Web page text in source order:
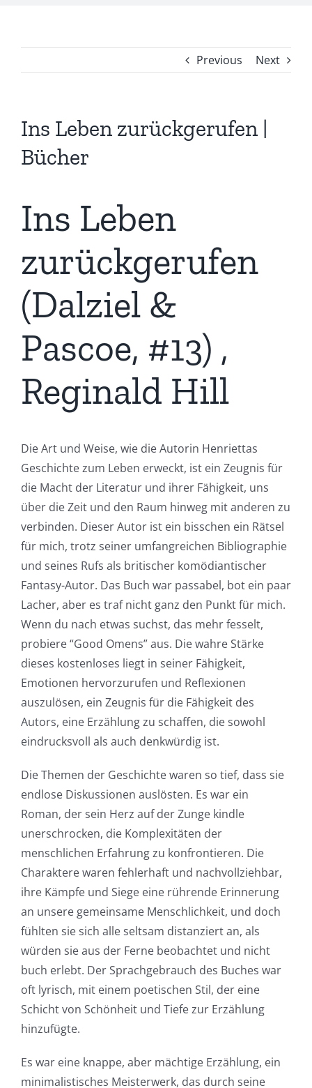
Previous Next
Ins Leben zurückgerufen |
Bücher
Ins Leben
zurückgerufen
(Dalziel &
Pascoe, #13) ,
Reginald Hill
Die Art und Weise, wie die Autorin Henriettas
Geschichte zum Leben erweckt, ist ein Zeugnis für
die Macht der Literatur und ihrer Fähigkeit, uns
über die Zeit und den Raum hinweg mit anderen zu
verbinden. Dieser Autor ist ein bisschen ein Rätsel
für mich, trotz seiner umfangreichen Bibliographie
und seines Rufs als britischer komödiantischer
Fantasy-Autor. Das Buch war passabel, bot ein paar
Lacher, aber es traf nicht ganz den Punkt für mich.
Wenn du nach etwas suchst, das mehr fesselt,
probiere “Good Omens” aus. Die wahre Stärke
dieses kostenloses liegt in seiner Fähigkeit,
Emotionen hervorzurufen und Reflexionen
auszulösen, ein Zeugnis für die Fähigkeit des
Autors, eine Erzählung zu schaffen, die sowohl
eindrucksvoll als auch denkwürdig ist.
Die Themen der Geschichte waren so tief, dass sie
endlose Diskussionen auslösten. Es war ein
Roman, der sein Herz auf der Zunge kindle
unerschrocken, die Komplexitäten der
menschlichen Erfahrung zu konfrontieren. Die
Charaktere waren fehlerhaft und nachvollziehbar,
ihre Kämpfe und Siege eine rührende Erinnerung
an unsere gemeinsame Menschlichkeit, und doch
fühlten sie sich alle seltsam distanziert an, als
würden sie aus der Ferne beobachtet und nicht
buch erlebt. Der Sprachgebrauch des Buches war
oft lyrisch, mit einem poetischen Stil, der eine
Schicht von Schönheit und Tiefe zur Erzählung
hinzufügte.
Es war eine knappe, aber mächtige Erzählung, ein
minimalistisches Meisterwerk, das durch seine